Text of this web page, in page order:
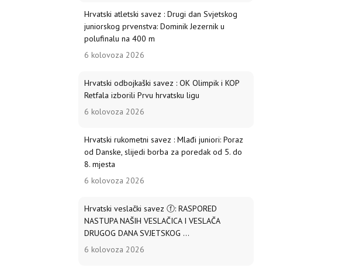
Hrvatski atletski savez : Drugi dan Svjetskog
juniorskog prvenstva: Dominik Jezernik u
polufinalu na 400 m
6 kolovoza 2026
Hrvatski odbojkaški savez : OK Olimpik i KOP
Retfala izborili Prvu hrvatsku ligu
6 kolovoza 2026
Hrvatski rukometni savez : Mlađi juniori: Poraz
od Danske, slijedi borba za poredak od 5. do
8. mjesta
6 kolovoza 2026
Hrvatski veslački savez ⓕ: RASPORED
NASTUPA NAŠIH VESLAČICA I VESLAČA
DRUGOG DANA SVJETSKOG ...
6 kolovoza 2026